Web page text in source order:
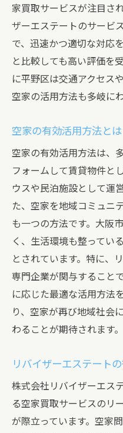
空家の有効利用
持続可能な地
大阪市平野区の空家
信頼できる業者
契約時に確認す
取引の透明性を
お客様とのコミ
アフターサービ
地域密着型の空家
テートの強みとは
地元のニーズ
地域社会への貢
長年の実績と信
競争力のある買
専門スタッフの
空家買取サービスを
の注目ポイント
査定依頼前に確
買取価格に影響
家買取サービスが注目さ
ザーエステートのサービ
で、迅速かつ適切な対応
と比較しても高い評価を
に平野区は交通アクセス
空家の活用方法も多岐にわ
空家の有効活用方法とは
空家の有効活用方法は、
フォームして賃貸物件と
ウスや民泊施設として運
た、空家を地域コミュニ
も一つの方法です。大阪
く、生活環境も整ってい
とされています。特に、
専門企業が関与すること
に応じた最適な活用方法
り、空家が再び地域社会
わることが期待されます。
リバイザーエステート
株式会社リバイザーエス
る空家買取サービスのリ
が際立っています。空家